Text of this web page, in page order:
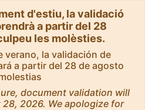
d'estiu, la validació
a partir del 28
les molèsties.
verano, la validación de
a partir del 28 de agosto
document validation will
2026. We apologize for